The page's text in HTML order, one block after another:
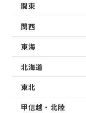
関東
関西
東海
北海道
東北
甲信越・北陸